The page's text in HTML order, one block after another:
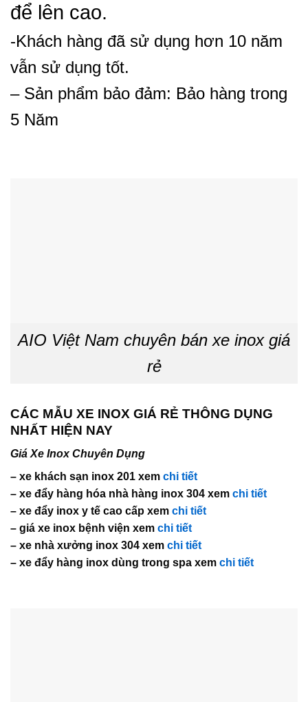
để lên cao.
-Khách hàng đã sử dụng hơn 10 năm
vẫn sử dụng tốt.
– Sản phẩm bảo đảm: Bảo hàng trong
5 Năm
AIO Việt Nam chuyên bán xe inox giá
rẻ
CÁC MẪU XE INOX GIÁ RẺ THÔNG DỤNG
NHẤT HIỆN NAY
Giá Xe Inox Chuyên Dụng
– xe khách sạn inox 201 xem chi tiết
– xe đẩy hàng hóa nhà hàng inox 304 xem chi tiết
– xe đẩy inox y tế cao cấp xem chi tiết
– giá xe inox bệnh viện xem chi tiết
– xe nhà xưởng inox 304 xem chi tiết
– xe đẩy hàng inox dùng trong spa xem chi tiết